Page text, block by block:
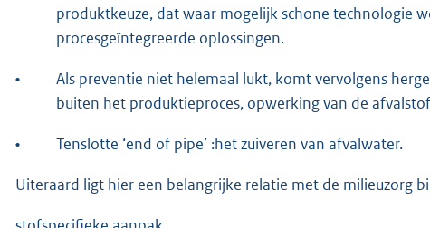
produktkeuze, dat waar mogelijk schone technologie
procesgeïntegreerde oplossingen.
•
Als preventie niet helemaal lukt, komt vervolgens
buiten het produktieproces, opwerking van de
• Tenslotte ‘end of pipe’ :het zuiveren van afvalwater.
Uiteraard ligt hier een belangrijke relatie met de milieuzorg